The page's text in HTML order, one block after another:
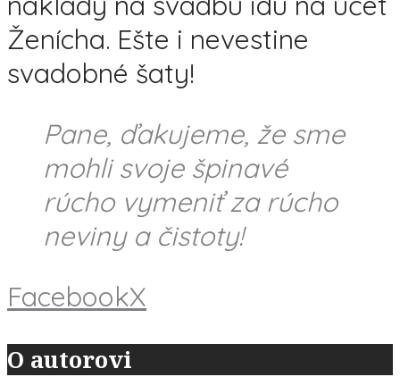
Ženícha. Ešte i nevestine
svadobné šaty!
Pane, ďakujeme, že sme
mohli svoje špinavé
rúcho vymeniť za rúcho
neviny a čistoty!
FacebookX
O autorovi